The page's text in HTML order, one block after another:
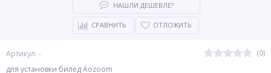
Артикул: -
(0)
для установки билед Aozoom
НАШЛИ ДЕШЕВЛЕ?
СРАВНИТЬ ОТЛОЖИТЬ